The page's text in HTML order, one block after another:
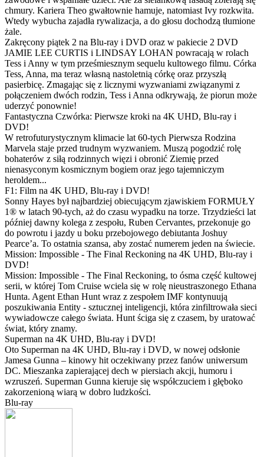
chmury. Kariera Theo gwałtownie hamuje, natomiast Ivy rozkwita.
Wtedy wybucha zajadła rywalizacja, a do głosu dochodzą tłumione
żale.
Zakręcony piątek 2 na Blu-ray i DVD oraz w pakiecie 2 DVD
JAMIE LEE CURTIS i LINDSAY LOHAN powracają w rolach
Tess i Anny w tym prześmiesznym sequelu kultowego filmu. Córka
Tess, Anna, ma teraz własną nastoletnią córkę oraz przyszłą
pasierbicę. Zmagając się z licznymi wyzwaniami związanymi z
połączeniem dwóch rodzin, Tess i Anna odkrywają, że piorun może
uderzyć ponownie!
Fantastyczna Czwórka: Pierwsze kroki na 4K UHD, Blu-ray i
DVD!
W retrofuturystycznym klimacie lat 60-tych Pierwsza Rodzina
Marvela staje przed trudnym wyzwaniem. Muszą pogodzić rolę
bohaterów z siłą rodzinnych więzi i obronić Ziemię przed
nienasyconym kosmicznym bogiem oraz jego tajemniczym
heroldem...
F1: Film na 4K UHD, Blu-ray i DVD!
Sonny Hayes był najbardziej obiecującym zjawiskiem FORMUŁY
1® w latach 90-tych, aż do czasu wypadku na torze. Trzydzieści lat
później dawny kolega z zespołu, Ruben Cervantes, przekonuje go
do powrotu i jazdy u boku przebojowego debiutanta Joshuy
Pearce’a. To ostatnia szansa, aby zostać numerem jeden na świecie.
Mission: Impossible - The Final Reckoning na 4K UHD, Blu-ray i
DVD!
Mission: Impossible - The Final Reckoning, to ósma część kultowej
serii, w której Tom Cruise wciela się w rolę nieustraszonego Ethana
Hunta. Agent Ethan Hunt wraz z zespołem IMF kontynuują
poszukiwania Entity - sztucznej inteligencji, która zinfiltrowała sieci
wywiadowcze całego świata. Hunt ściga się z czasem, by uratować
świat, który znamy.
Superman na 4K UHD, Blu-ray i DVD!
Oto Superman na 4K UHD, Blu-ray i DVD, w nowej odsłonie
Jamesa Gunna – kinowy hit oczekiwany przez fanów uniwersum
DC. Mieszanka zapierającej dech w piersiach akcji, humoru i
wzruszeń. Superman Gunna kieruje się współczuciem i głęboko
zakorzenioną wiarą w dobro ludzkości.
Blu-ray